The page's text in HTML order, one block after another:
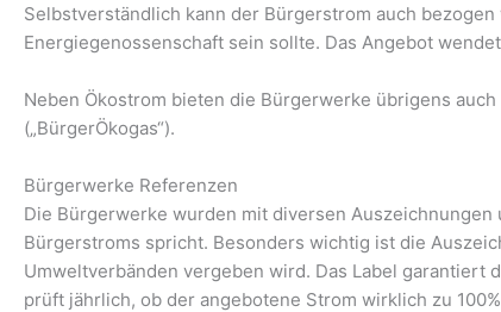
Selbstverständlich kann der Bürgerstrom auch
Energiegenossenschaft sein sollte. Das Angebot
Neben Ökostrom bieten die Bürgerwerke übrigens
(„BürgerÖkogas“).
Bürgerwerke Referenzen
Die Bürgerwerke wurden mit diversen
Bürgerstroms spricht. Besonders wichtig ist die
Umweltverbänden vergeben wird. Das Label garantiert
prüft jährlich, ob der angebotene Strom wirklich zu